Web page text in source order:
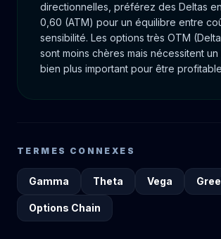
directionnelles, préférez des Deltas
0,60 (ATM) pour un équilibre entre
sensibilité. Les options très OTM
sont moins chères mais nécessitent
bien plus important pour être
TERMES CONNEXES
Gamma Theta Vega
Options Chain